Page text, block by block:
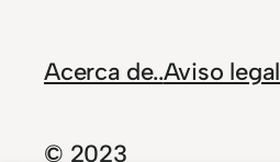
Acerca de..Aviso legal
© 2023